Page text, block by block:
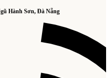
Hành Sơn, Đà Nẵng